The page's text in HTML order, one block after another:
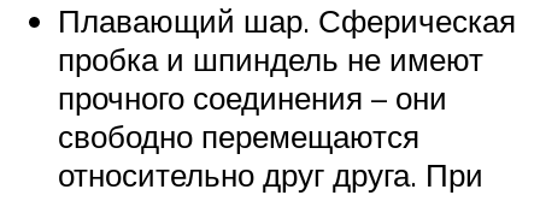
Плавающий шар. Сферическая
пробка и шпиндель не имеют
прочного соединения – они
свободно перемещаются
относительно друг друга. При